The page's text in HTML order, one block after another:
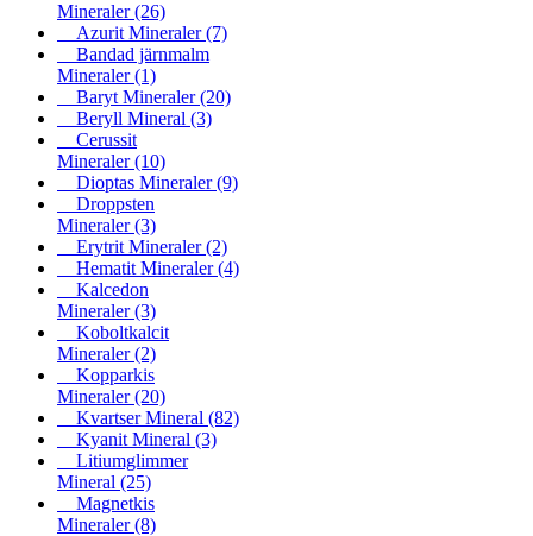
Mineraler(26)
Azurit Mineraler(7)
Bandad järnmalm
Mineraler(1)
Baryt Mineraler(20)
Beryll Mineral (3)
Cerussit
Mineraler(10)
Dioptas Mineraler(9)
Droppsten
Mineraler(3)
Erytrit Mineraler(2)
Hematit Mineraler(4)
Kalcedon
Mineraler(3)
Koboltkalcit
Mineraler(2)
Kopparkis
Mineraler(20)
Kvartser Mineral (82)
Kyanit Mineral (3)
Litiumglimmer
Mineral (25)
Magnetkis
Mineraler(8)